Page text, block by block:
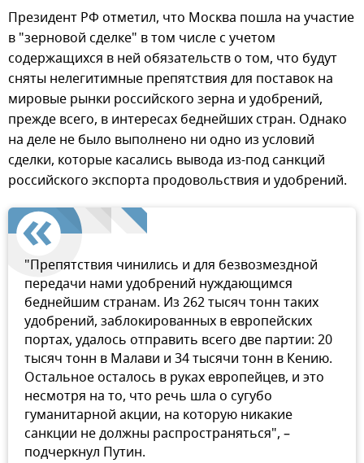
Президент РФ отметил, что Москва пошла на участие
в "зерновой сделке" в том числе с учетом
содержащихся в ней обязательств о том, что будут
сняты нелегитимные препятствия для поставок на
мировые рынки российского зерна и удобрений,
прежде всего, в интересах беднейших стран. Однако
на деле не было выполнено ни одно из условий
сделки, которые касались вывода из-под санкций
российского экспорта продовольствия и удобрений.
"Препятствия чинились и для безвозмездной
передачи нами удобрений нуждающимся
беднейшим странам. Из 262 тысяч тонн таких
удобрений, заблокированных в европейских
портах, удалось отправить всего две партии: 20
тысяч тонн в Малави и 34 тысячи тонн в Кению.
Остальное осталось в руках европейцев, и это
несмотря на то, что речь шла о сугубо
гуманитарной акции, на которую никакие
санкции не должны распространяться", –
подчеркнул Путин.